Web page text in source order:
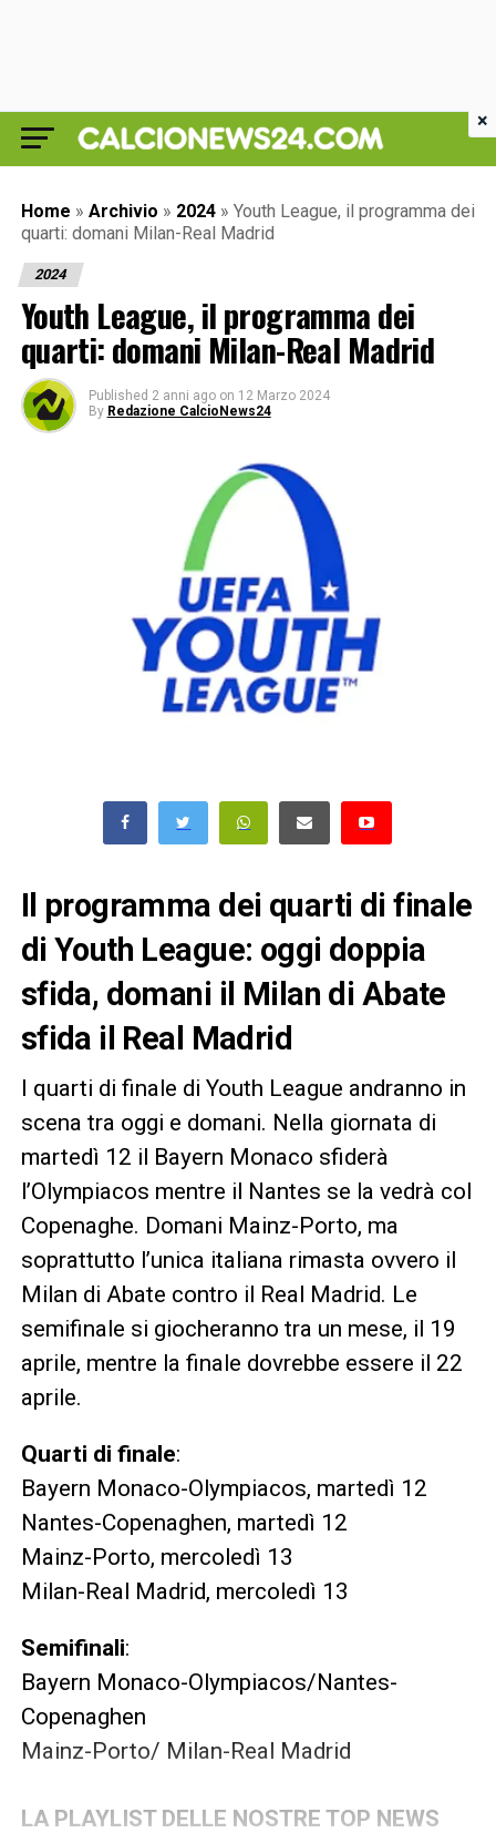
Home » Archivio » 2024 » Youth League, il programma dei
quarti: domani Milan-Real Madrid
2024
Youth League, il programma dei
quarti: domani Milan-Real Madrid
Published 2 anni ago on 12 Marzo 2024
By Redazione CalcioNews24
Il programma dei quarti di finale
di Youth League: oggi doppia
sfida, domani il Milan di Abate
sfida il Real Madrid
I quarti di finale di Youth League andranno in
scena tra oggi e domani. Nella giornata di
martedì 12 il Bayern Monaco sfiderà
l’Olympiacos mentre il Nantes se la vedrà col
Copenaghe. Domani Mainz-Porto, ma
soprattutto l’unica italiana rimasta ovvero il
Milan di Abate contro il Real Madrid. Le
semifinale si giocheranno tra un mese, il 19
aprile, mentre la finale dovrebbe essere il 22
aprile.
Quarti di finale:
Bayern Monaco-Olympiacos, martedì 12
Nantes-Copenaghen, martedì 12
Mainz-Porto, mercoledì 13
Milan-Real Madrid, mercoledì 13
Semifinali:
Bayern Monaco-Olympiacos/Nantes-
Copenaghen
Mainz-Porto/ Milan-Real Madrid
LA PLAYLIST DELLE NOSTRE TOP NEWS
×